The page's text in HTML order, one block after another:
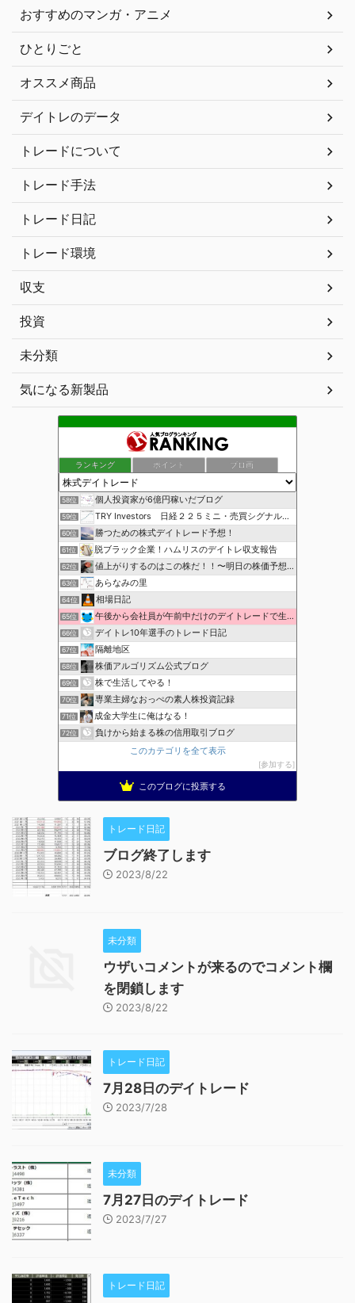
おすすめのマンガ・アニメ
ひとりごと
オススメ商品
デイトレのデータ
トレードについて
トレード手法
トレード日記
トレード環境
収支
投資
未分類
気になる新製品
ランキング ポイント ブロ画
58位 個人投資家が6億円稼いだブログ
59位 TRY Investors 日経２２５ミニ・売買シグナル公開
60位 勝つための株式デイトレード予想！
61位 脱ブラック企業！ハムリスのデイトレ収支報告
62位 値上がりするのはこの株だ！！〜明日の株価予想〜
63位 あらなみの里
64位 相場日記
65位 午後から会社員が午前中だけのデイトレードで生活費を稼ぐ！
66位 デイトレ10年選手のトレード日記
67位 隔離地区
68位 株価アルゴリズム公式ブログ
69位 株で生活してやる！
70位 専業主婦なおっぺの素人株投資記録
71位 成金大学生に俺はなる！
72位
負けから始まる株の信用取引ブログ
このカテゴリを全て表示
参加する
このブログに投票する
トレード日記
ブログ終了します
2023/8/22
未分類
ウザいコメントが来るのでコメント欄
を閉鎖します
2023/8/22
トレード日記
7月28日のデイトレード
2023/7/28
未分類
7月27日のデイトレード
2023/7/27
トレード日記